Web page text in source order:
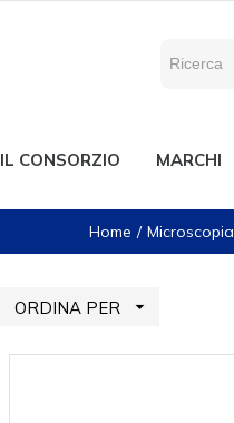
IL CONSORZIO MARCHI
Home Microscopia
ORDINA PER 